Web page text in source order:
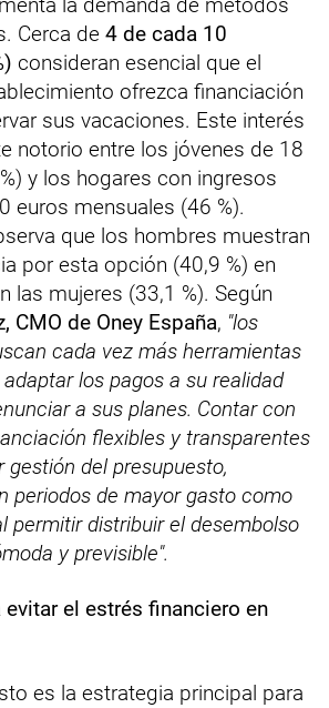
la demanda de métodos
Cerca de 4 de cada 10
consideran esencial que el
ofrezca financiación
sus vacaciones. Este interés
notorio entre los jóvenes de 18
y los hogares con ingresos
euros mensuales (46 %).
que los hombres muestran
por esta opción (40,9 %) en
las mujeres (33,1 %). Según
CMO de Oney España, "los
cada vez más herramientas
los pagos a su realidad
a sus planes. Contar con
flexibles y transparentes
del presupuesto,
periodos de mayor gasto como
permitir distribuir el desembolso
y previsible".
el estrés financiero en
es la estrategia principal para